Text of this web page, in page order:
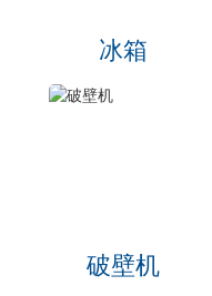
冰箱
破壁机